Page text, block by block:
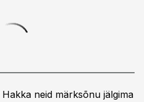
Hakka neid märksõnu jälgima